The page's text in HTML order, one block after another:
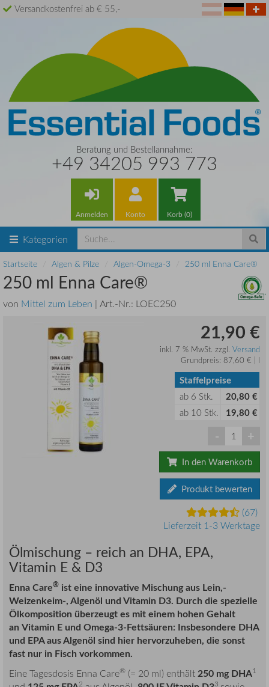
Versandkostenfrei ab € 55,-
Beratung und Bestellannahme:
+49 34205 993 773
Anmelden Konto Korb (0)
Kategorien
Startseite Algen & Pilze Algen-Omega-3 250 ml Enna Care®
250 ml Enna Care®
von Mittel zum Leben | Art.-Nr.: LOEC250
21,90 €
inkl. 7 % MwSt. zzgl. Versand
Grundpreis: 87,60 € | l
Staffelpreise
ab 6 Stk. 20,80 €
ab 10 Stk. 19,80 €
- +
In den Warenkorb
Produkt bewerten
(67)
Lieferzeit 1-3 Werktage
Ölmischung – reich an DHA, EPA,
Vitamin E & D3
Enna Care® ist eine innovative Mischung aus Lein,-
Weizenkeim-, Algenöl und Vitamin D3. Durch die spezielle
Ölkomposition überzeugt es mit einem hohen Gehalt
an Vitamin E und Omega-3-Fettsäuren: Insbesondere DHA
und EPA aus Algenöl sind hier hervorzuheben, die sonst
fast nur in Fisch vorkommen.
Eine Tagesdosis Enna Care® (= 20 ml) enthält250 mg DHA1
2 3